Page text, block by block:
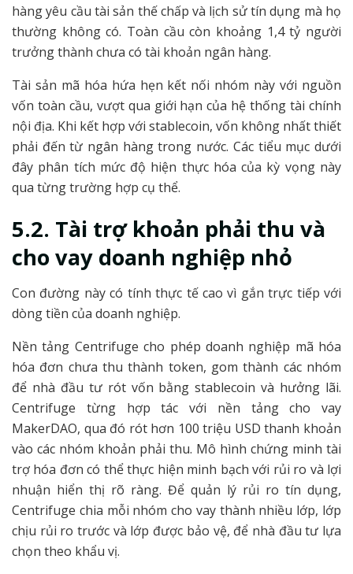
hàng yêu cầu tài sản thế chấp và lịch sử tín dụng mà họ
thường không có. Toàn cầu còn khoảng 1,4 tỷ người
trưởng thành chưa có tài khoản ngân hàng.
Tài sản mã hóa hứa hẹn kết nối nhóm này với nguồn
vốn toàn cầu, vượt qua giới hạn của hệ thống tài chính
nội địa. Khi kết hợp với stablecoin, vốn không nhất thiết
phải đến từ ngân hàng trong nước. Các tiểu mục dưới
đây phân tích mức độ hiện thực hóa của kỳ vọng này
qua từng trường hợp cụ thể.
5.2. Tài trợ khoản phải thu và
cho vay doanh nghiệp nhỏ
Con đường này có tính thực tế cao vì gắn trực tiếp với
dòng tiền của doanh nghiệp.
Nền tảng Centrifuge cho phép doanh nghiệp mã hóa
hóa đơn chưa thu thành token, gom thành các nhóm
để nhà đầu tư rót vốn bằng stablecoin và hưởng lãi.
Centrifuge từng hợp tác với nền tảng cho vay
MakerDAO, qua đó rót hơn 100 triệu USD thanh khoản
vào các nhóm khoản phải thu. Mô hình chứng minh tài
trợ hóa đơn có thể thực hiện minh bạch với rủi ro và lợi
nhuận hiển thị rõ ràng. Để quản lý rủi ro tín dụng,
Centrifuge chia mỗi nhóm cho vay thành nhiều lớp, lớp
chịu rủi ro trước và lớp được bảo vệ, để nhà đầu tư lựa
chọn theo khẩu vị.